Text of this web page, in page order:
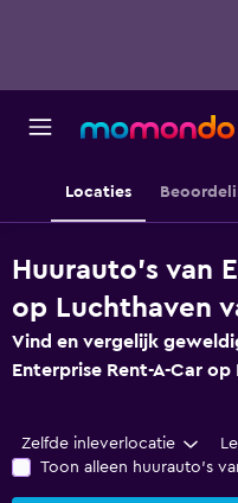
Locaties
Huurauto's van
op Luchthaven
Vind en vergelijk
Enterprise Rent-A-Car
Zelfde inleverlocatie
Toon alleen huurauto's